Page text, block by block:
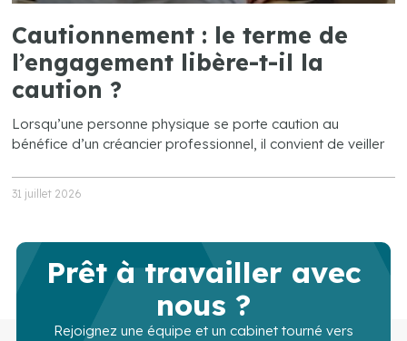
Cautionnement : le terme de
l’engagement libère-t-il la
caution ?
Lorsqu’une personne physique se porte caution au
bénéfice d’un créancier professionnel, il convient de veiller
31 juillet 2026
Prêt à travailler avec
nous ?
Rejoignez une équipe et un cabinet tourné vers